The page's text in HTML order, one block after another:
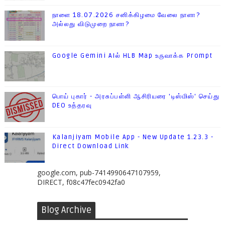
நாளை 18.07.2026 சனிக்கிழமை வேலை நாளா?
அல்லது விடுமுறை நாளா?
Google Gemini AIல் HLB Map உருவாக்க Prompt
பொய் புகார் - அரசுப்பள்ளி ஆசிரியரை 'டிஸ்மிஸ்' செய்து
DEO உத்தரவு
Kalanjiyam Mobile App - New Update 1.23.3 -
Direct Download Link
google.com, pub-7414990647107959,
DIRECT, f08c47fec0942fa0
Blog Archive